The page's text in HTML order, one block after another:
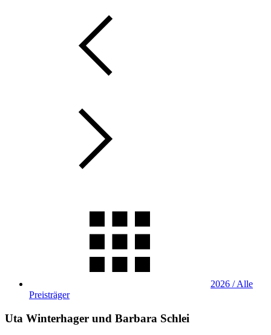
2026 / Alle
Preisträger
Uta Winterhager und Barbara Schlei